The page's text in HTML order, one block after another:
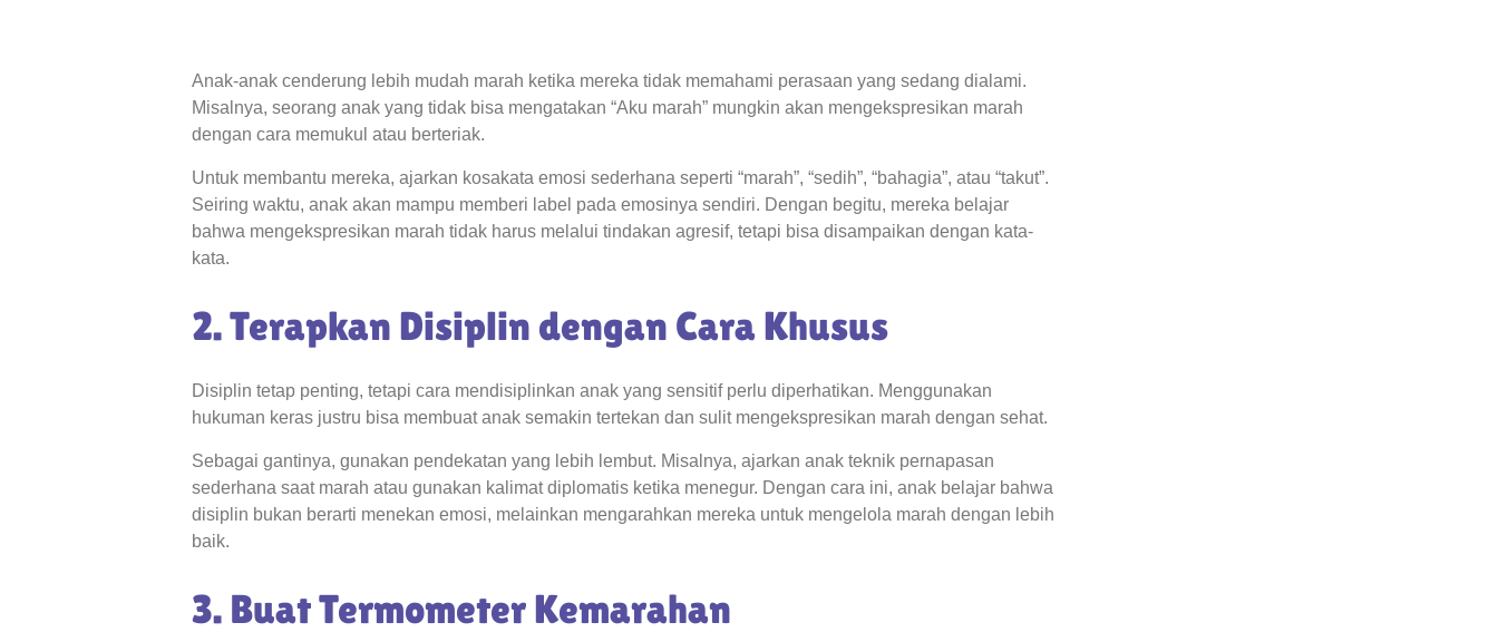
Anak-anak cenderung lebih mudah marah ketika mereka tidak memahami perasaan yang sedang dialami.
Misalnya, seorang anak yang tidak bisa mengatakan “Aku marah” mungkin akan mengekspresikan marah
dengan cara memukul atau berteriak.
Untuk membantu mereka, ajarkan kosakata emosi sederhana seperti “marah”, “sedih”, “bahagia”, atau “takut”.
Seiring waktu, anak akan mampu memberi label pada emosinya sendiri. Dengan begitu, mereka belajar
bahwa mengekspresikan marah tidak harus melalui tindakan agresif, tetapi bisa disampaikan dengan kata-
kata.
2. Terapkan Disiplin dengan Cara Khusus
Disiplin tetap penting, tetapi cara mendisiplinkan anak yang sensitif perlu diperhatikan. Menggunakan
hukuman keras justru bisa membuat anak semakin tertekan dan sulit mengekspresikan marah dengan sehat.
Sebagai gantinya, gunakan pendekatan yang lebih lembut. Misalnya, ajarkan anak teknik pernapasan
sederhana saat marah atau gunakan kalimat diplomatis ketika menegur. Dengan cara ini, anak belajar bahwa
disiplin bukan berarti menekan emosi, melainkan mengarahkan mereka untuk mengelola marah dengan lebih
baik.
3. Buat Termometer Kemarahan